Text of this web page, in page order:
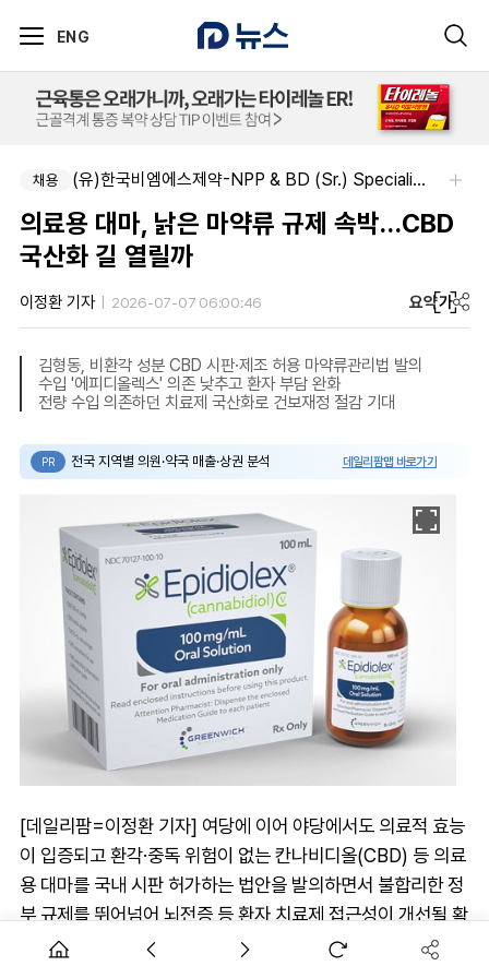
ENG
채용 (유)한국비엠에스제약-NPP & BD (Sr.) Specialist, CSE&BD (Fixed)
의료용 대마, 낡은 마약류 규제 속박…CBD
국산화 길 열릴까
이정환 기자 2026-07-07 06:00:46 요약가
김형동, 비환각 성분 CBD 시판·제조 허용 마약류관리법 발의
수입 '에피디올렉스' 의존 낮추고 환자 부담 완화
전량 수입 의존하던 치료제 국산화로 건보재정 절감 기대
PR 전국 지역별 의원·약국 매출·상권 분석 데일리팜맵 바로가기
[데일리팜=이정환 기자] 여당에 이어 야당에서도 의료적 효능
이 입증되고 환각·중독 위험이 없는 칸나비디올(CBD) 등 의료
용 대마를 국내 시판 허가하는 법안을 발의하면서 불합리한 정
부 규제를 뛰어넘어 뇌전증 등 환자 치료제 접근성이 개선될 확
률이 커졌다.